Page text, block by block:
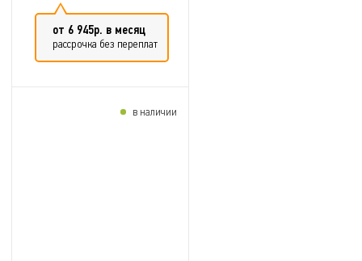
от 6 945р. в месяц
рассрочка без переплат
в наличии